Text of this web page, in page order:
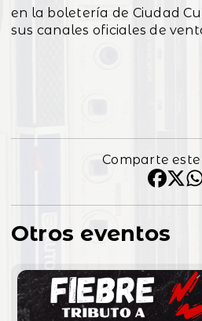
en la boletería de Ciudad
sus canales oficiales de
Otros eventos
Comparte